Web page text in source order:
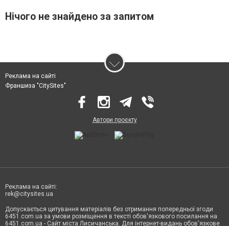
Нічого не знайдено за запитом
Реклама на сайті
Франшиза "CitySites"
Автори проєкту
Реклама на сайті:
rek@citysites.ua
Допускається цитування матеріалів без отримання попередньої згоди
6451.com.ua за умови розміщення в тексті обов'язкового посилання на
6451.com.ua - Сайт міста Лисичанська. Для інтернет-видань обов'язкове